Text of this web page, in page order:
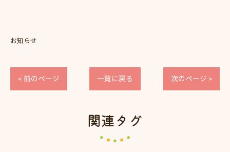
お知らせ
< 前のページ 一覧に戻る 次のページ >
関連タグ